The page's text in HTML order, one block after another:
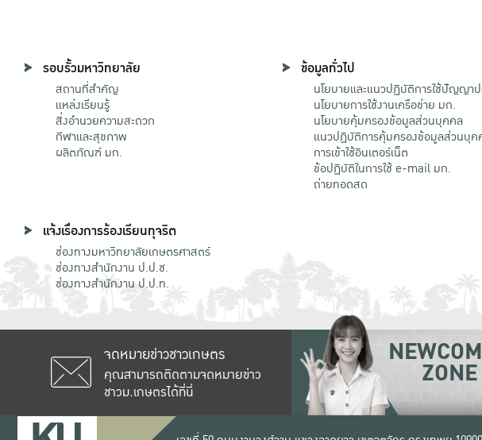
รอบรั้วมหาวิทยาลัย
สถานที่สำคัญ
แหล่งเรียนรู้
สิ่งอำนวยความสะดวก
กีฬาและสุขภาพ
ผลิตภัณฑ์ มก.
ข้อมูลทั่วไป
นโยบายและแนวปฏิบัติการใช้ปัญญา
นโยบายการใช้งานเครือข่าย มก.
นโยบายคุ้มครองข้อมูลส่วนบุคคล
แนวปฏิบัติการคุ้มครองข้อมูลส่วนบุค
การเข้าใช้อินเตอร์เน็ต
ข้อปฏิบัติในการใช้ e-mail มก.
ถ่ายทอดสด
แจ้งเรื่องการร้องเรียนทุจริต
ช่องทางมหาวิทยาลัยเกษตรศาสตร์
ช่องทางสำนักงาน ป.ป.ช.
ช่องทางสำนักงาน ป.ป.ท.
จดหมายข่าวชาวเกษตร
คุณสามารถติดตามจดหมายข่าว
ชาวม.เกษตรได้ที่นี่
ZONE